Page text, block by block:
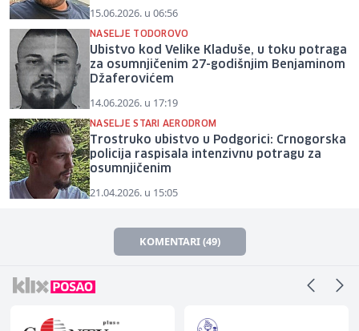
15.06.2026. u 06:56
NASELJE TODOROVO
Ubistvo kod Velike Kladuše, u toku potraga
za osumnjičenim 27-godišnjim Benjaminom
Džaferovićem
14.06.2026. u 17:19
NASELJE STARI AERODROM
Trostruko ubistvo u Podgorici: Crnogorska
policija raspisala intenzivnu potragu za
osumnjičenim
21.04.2026. u 15:05
KOMENTARI (49)